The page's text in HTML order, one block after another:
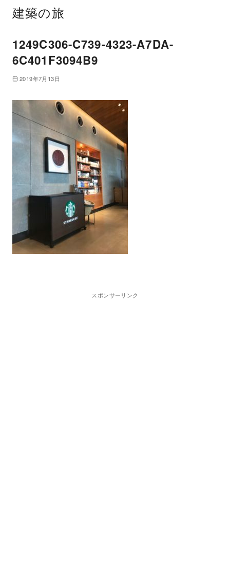
建築の旅
1249C306-C739-4323-A7DA-
6C401F3094B9
2019年7月13日
スポンサーリンク